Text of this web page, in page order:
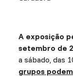
A exposição
setembro de
a sábado, das
grupos